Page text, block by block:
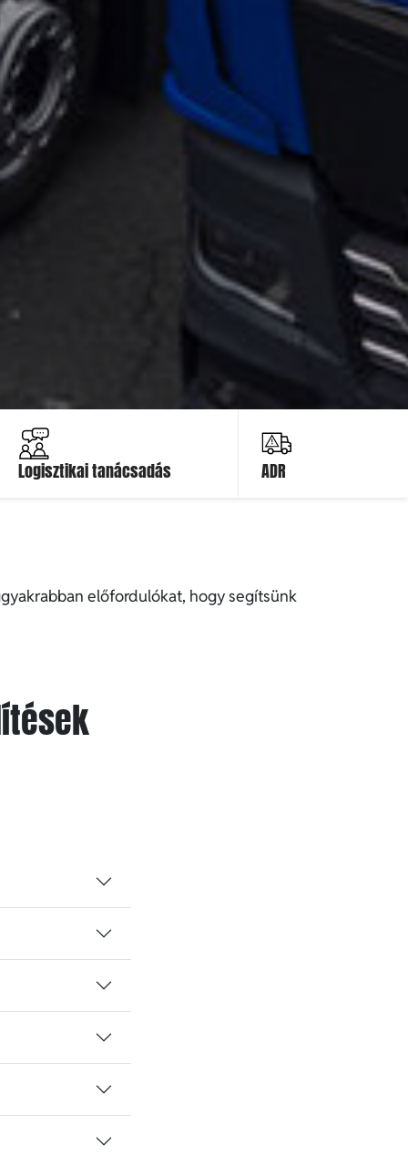
Logisztikai tanácsadás
Ajánlatot kérek
ADR
kérek
előfordulókat, hogy segítsünk